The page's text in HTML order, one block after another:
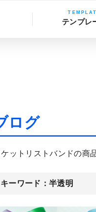
テンプレ
ログ
ケットリストバンドの商
キーワード：半透明